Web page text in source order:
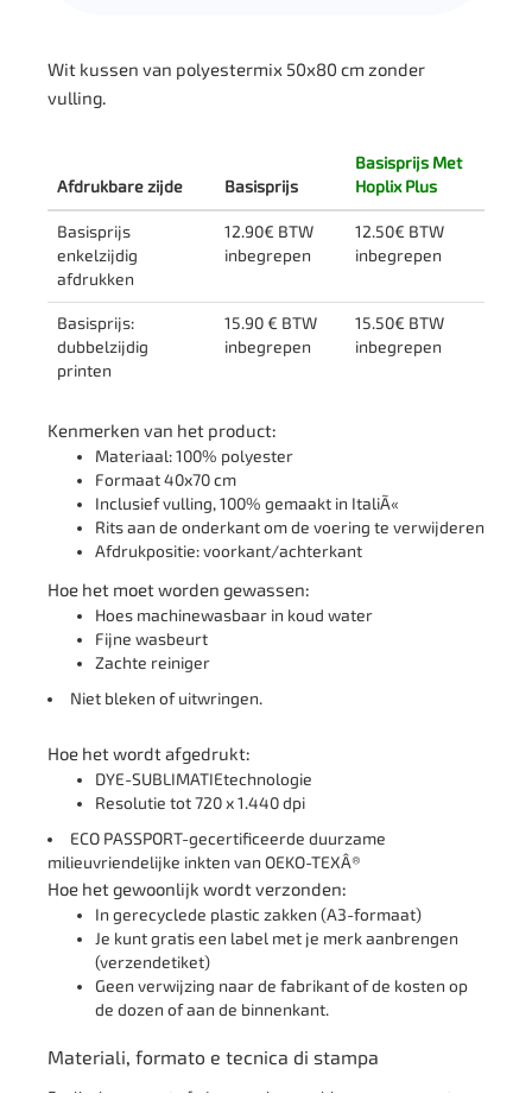
Wit kussen van polyestermix 50x80 cm zonder
vulling.
Afdrukbare zijde Basisprijs
Basisprijs Met
Hoplix Plus
Basisprijs
enkelzijdig
afdrukken
12.90€ BTW
inbegrepen
12.50€ BTW
inbegrepen
Basisprijs:
dubbelzijdig
printen
15.90 € BTW
inbegrepen
15.50€ BTW
inbegrepen
Kenmerken van het product:
Materiaal: 100% polyester
Formaat 40x70 cm
Inclusief vulling, 100% gemaakt in ItaliÃ«
Rits aan de onderkant om de voering te verwijderen
Afdrukpositie: voorkant/achterkant
Hoe het moet worden gewassen:
Hoes machinewasbaar in koud water
Fijne wasbeurt
Zachte reiniger
Niet bleken of uitwringen.
Hoe het wordt afgedrukt:
DYE-SUBLIMATIEtechnologie
Resolutie tot 720 x 1.440 dpi
ECO PASSPORT-gecertificeerde duurzame
milieuvriendelijke inkten van OEKO-TEXÂ®
Hoe het gewoonlijk wordt verzonden:
In gerecyclede plastic zakken (A3-formaat)
Je kunt gratis een label met je merk aanbrengen
(verzendetiket)
Geen verwijzing naar de fabrikant of de kosten op
de dozen of aan de binnenkant.
Materiali, formato e tecnica di stampa